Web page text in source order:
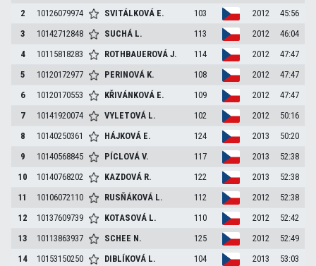
2
10126079974 SVITÁLKOVÁ E. 103 2012
45:56
3
10142712848 SUCHÁ L. 113 2012
46:04
4
10115818283 ROTHBAUEROVÁJ. 114 2012
47:47
5
10120172977 PERINOVÁ K. 108 2012
47:47
6
10120170553 KŘIVÁNKOVÁ E. 109 2012
47:47
7
10141920074 VYLETOVÁ L. 102 2012
50:16
8
10140250361 HÁJKOVÁ E. 124 2013
50:20
9
10140568845 PÍCLOVÁV. 117 2013
52:38
10
10140768202 KAZDOVÁ R. 122 2013
52:38
11
10106072110 RUSŇÁKOVÁ L. 112 2012
52:38
12
10137609739 KOTASOVÁ L. 110 2012
52:42
13
10113863937 SCHEE N. 125 2012
52:49
14
10153150250 DIBLÍKOVÁ L. 104 2013
53:03